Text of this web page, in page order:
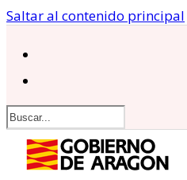
Saltar al contenido principal
Buscar